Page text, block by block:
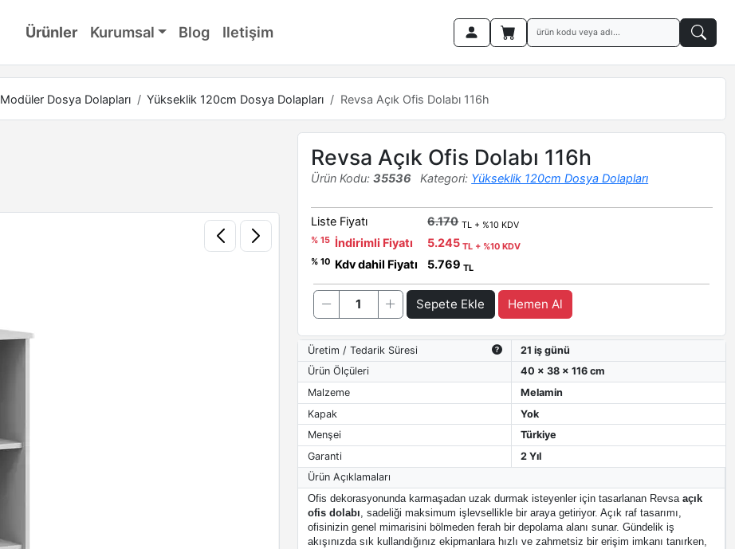
Ürünler Kurumsal Blog Iletişim
Modüler Dosya Dolapları Yükseklik 120cm Dosya Dolapları Revsa Açık Ofis Dolabı 116h
Revsa Açık Ofis Dolabı 116h
Ürün Kodu: 35536 Kategori: Yükseklik 120cm Dosya Dolapları
Liste Fiyatı 6.170 TL + %10 KDV
% 15 İndirimli Fiyatı 5.245TL + %10 KDV
% 10 Kdv dahil Fiyatı 5.769TL
Sepete Ekle Hemen Al
Üretim / Tedarik Süresi
21 iş günü
Ürün Ölçüleri
40 x 38 x 116 cm
Malzeme
Melamin
Kapak
Yok
Menşei
Türkiye
Garanti
2 Yıl
Ürün Açıklamaları
Ofis dekorasyonunda karmaşadan uzak durmak isteyenler için tasarlanan Revsaaçık
ofis dolabı, sadeliği maksimum işlevsellikle bir araya getiriyor. Açık raf tasarımı,
ofisinizin genel mimarisini bölmeden ferah bir depolama alanı sunar. Gündelik iş
akışınızda sık kullandığınız ekipmanlara hızlı ve zahmetsiz bir erişim imkanı tanırken,